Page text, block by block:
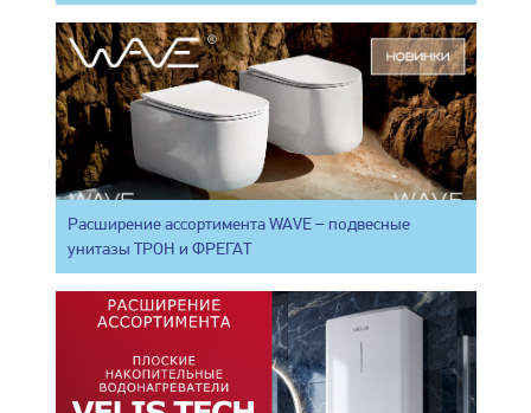
Расширение ассортимента WAVE – подвесные
унитазы ТРОН и ФРЕГАТ